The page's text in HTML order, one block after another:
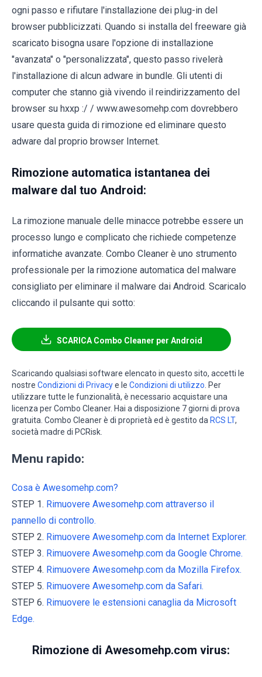
ogni passo e rifiutare l'installazione dei plug-in del
browser pubblicizzati. Quando si installa del freeware già
scaricato bisogna usare l'opzione di installazione
"avanzata" o "personalizzata", questo passo rivelerà
l'installazione di alcun adware in bundle. Gli utenti di
computer che stanno già vivendo il reindirizzamento del
browser su hxxp :/ / www.awesomehp.com dovrebbero
usare questa guida di rimozione ed eliminare questo
adware dal proprio browser Internet.
Rimozione automatica istantanea dei
malware dal tuo Android:
La rimozione manuale delle minacce potrebbe essere un
processo lungo e complicato che richiede competenze
informatiche avanzate. Combo Cleaner è uno strumento
professionale per la rimozione automatica del malware
consigliato per eliminare il malware dai Android. Scaricalo
cliccando il pulsante qui sotto:
SCARICA Combo Cleaner per Android
Scaricando qualsiasi software elencato in questo sito, accetti le
nostre Condizioni di Privacye le Condizioni di utilizzo . Per
utilizzare tutte le funzionalità, è necessario acquistare una
licenza per Combo Cleaner. Hai a disposizione 7 giorni di prova
gratuita. Combo Cleaner è di proprietà ed è gestito da RCS LT,
società madre di PCRisk.
Menu rapido:
Cosa è Awesomehp.com?
STEP 1. Rimuovere Awesomehp.com attraverso il
pannello di controllo.
STEP 2. Rimuovere Awesomehp.com da Internet Explorer.
STEP 3. Rimuovere Awesomehp.com da Google Chrome.
STEP 4. Rimuovere Awesomehp.com da Mozilla Firefox.
STEP 5. Rimuovere Awesomehp.com da Safari.
STEP 6. Rimuovere le estensioni canaglia da Microsoft
Edge.
Rimozione di Awesomehp.com virus: